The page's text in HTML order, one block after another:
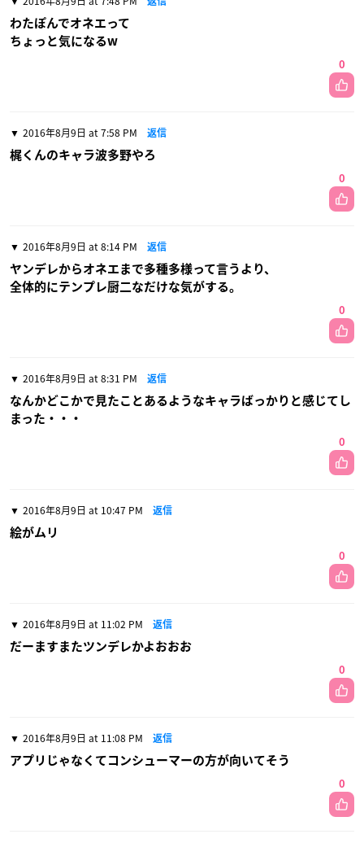
わたぽんでオネエって
ちょっと気になるw
0
2016年8月9日 at 7:58 PM 返信
梶くんのキャラ波多野やろ
0
2016年8月9日 at 8:14 PM 返信
ヤンデレからオネエまで多種多様って言うより、
全体的にテンプレ厨二なだけな気がする。
0
2016年8月9日 at 8:31 PM 返信
なんかどこかで見たことあるようなキャラばっかりと感じてし
まった・・・
0
2016年8月9日 at 10:47 PM 返信
絵がムリ
0
2016年8月9日 at 11:02 PM 返信
だーますまたツンデレかよおおお
0
2016年8月9日 at 11:08 PM 返信
アプリじゃなくてコンシューマーの方が向いてそう
0